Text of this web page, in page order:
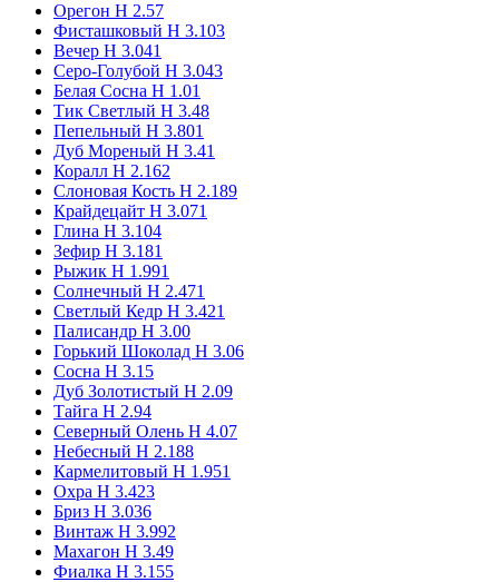
Орегон Н 2.57
Фисташковый Н 3.103
Вечер Н 3.041
Серо-Голубой H 3.043
Белая Сосна Н 1.01
Тик Светлый Н 3.48
Пепельный H 3.801
Дуб Мореный Н 3.41
Коралл Н 2.162
Слоновая Кость Н 2.189
Крайдецайт Н 3.071
Глина Н 3.104
Зефир Н 3.181
Рыжик H 1.991
Солнечный Н 2.471
Светлый Кедр Н 3.421
Палисандр Н 3.00
Горький Шоколад Н 3.06
Сосна Н 3.15
Дуб Золотистый Н 2.09
Тайга Н 2.94
Северный Олень Н 4.07
Небесный Н 2.188
Кармелитовый H 1.951
Охра H 3.423
Бриз Н 3.036
Винтаж H 3.992
Махагон Н 3.49
Фиалка Н 3.155